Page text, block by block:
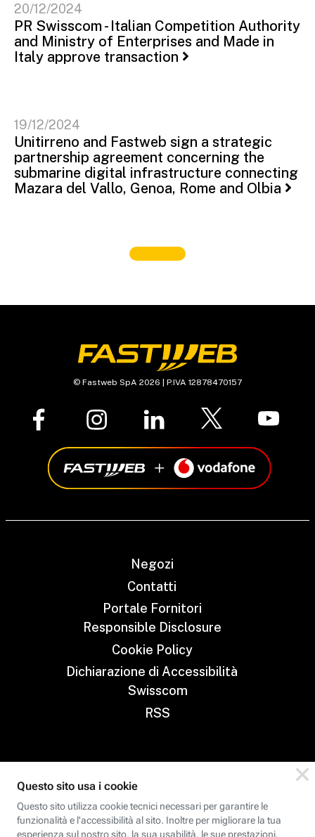
20/12/2024
PR Swisscom - Italian Competition Authority
and Ministry of Enterprises and Made in
Italy approve transaction
19/12/2024
Unitirreno and Fastweb sign a strategic
partnership agreement concerning the
submarine digital infrastructure connecting
Mazara del Vallo, Genoa, Rome and Olbia
© Fastweb SpA 2026 | P.IVA 12878470157
Negozi
Contatti
Portale Fornitori
Responsible Disclosure
Cookie Policy
Dichiarazione di Accessibilità
Swisscom
RSS